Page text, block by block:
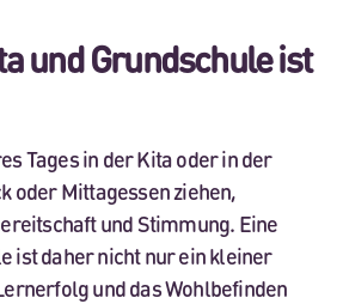
und Grundschule ist
Tages in der Kita oder in der
oder Mittagessen ziehen,
und Stimmung. Eine
ist daher nicht nur ein kleiner
und das Wohlbefinden